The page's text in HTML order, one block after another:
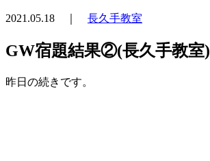
2021.05.18 ｜ 長久手教室
GW宿題結果②(長久手教室)
昨日の続きです。